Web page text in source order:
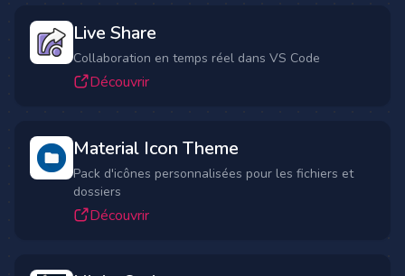
Live Share
Collaboration en temps réel dans VS Code
Découvrir
Material Icon Theme
Pack d'icônes personnalisées pour les fichiers et
dossiers
Découvrir